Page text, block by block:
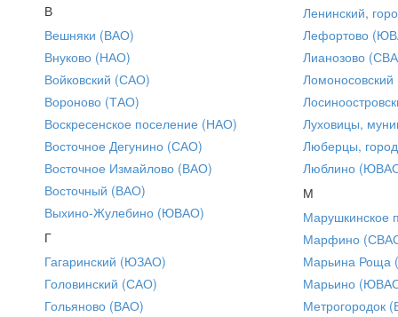
В
Вешняки (ВАО)
Внуково (НАО)
Войковский (САО)
Вороново (ТАО)
Воскресенское поселение (НАО)
Восточное Дегунино (САО)
Восточное Измайлово (ВАО)
Восточный (ВАО)
Выхино-Жулебино (ЮВАО)
Г
Гагаринский (ЮЗАО)
Головинский (САО)
Гольяново (ВАО)
Ленинский,
Лефортово
Лианозово
Луховицы,
Люберцы,
Люблино
М
Марушкинское
Марфино
Марьина Роща
Марьино
Метрогородок